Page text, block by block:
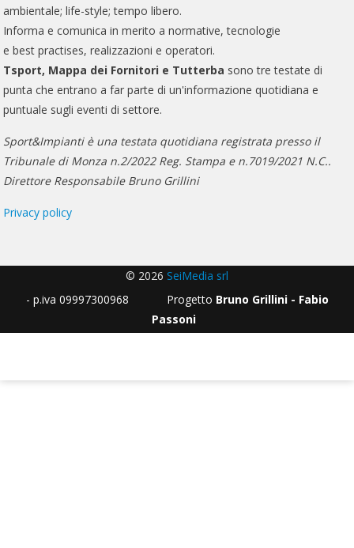
ambientale; life-style; tempo libero.
Informa e comunica in merito a normative, tecnologie
e best practises, realizzazioni e operatori.
Tsport, Mappa dei Fornitori e Tutterba sono tre testate di
punta che entrano a far parte di un'informazione quotidiana e
puntuale sugli eventi di settore.
Sport&Impianti è una testata quotidiana registrata presso il
Tribunale di Monza n.2/2022 Reg. Stampa e n.7019/2021 N.C..
Direttore Responsabile Bruno Grillini
Privacy policy
© 2026 SeiMedia srl
- p.iva 09997300968 Progetto Bruno Grillini - Fabio
Passoni